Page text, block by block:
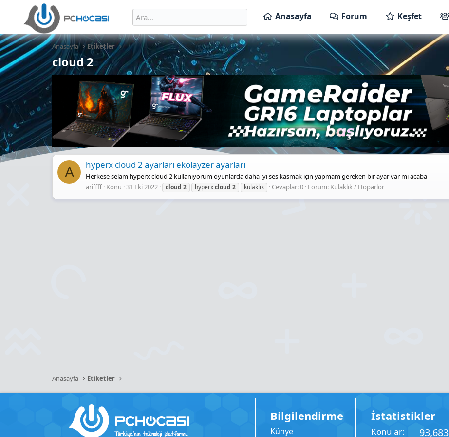
Anasayfa Forum Keşfet
Anasayfa Etiketler
cloud 2
A hyperx cloud 2 ayarları ekolayzer ayarları
Herkese selam hyperx cloud 2 kullanıyorum oyunlarda daha iyi ses kasmak için yapmam gereken bir ayar var mı acaba
ariffff Konu 31 Eki 2022 cloud 2 hyperxcloud 2 kulaklık Cevaplar: 0 Forum: Kulaklık / Hoparlör
Anasayfa Etiketler
Bilgilendirme
Künye
İstatistikler
Konular 93,683